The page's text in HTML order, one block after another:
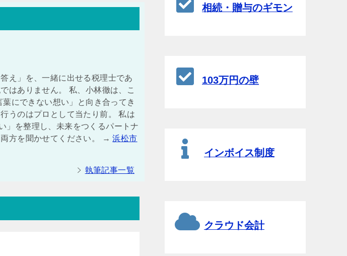
え」を、一緒に出せる税理士であ
はありません。 私、小林徹は、こ
にできない想い」と向き合ってき
うのはプロとして当たり前。 私は
」を整理し、未来をつくるパートナ
両方を聞かせてください。 →浜松市
執筆記事一覧
相続・贈与のギモン
103万円の壁
インボイス制度
クラウド会計